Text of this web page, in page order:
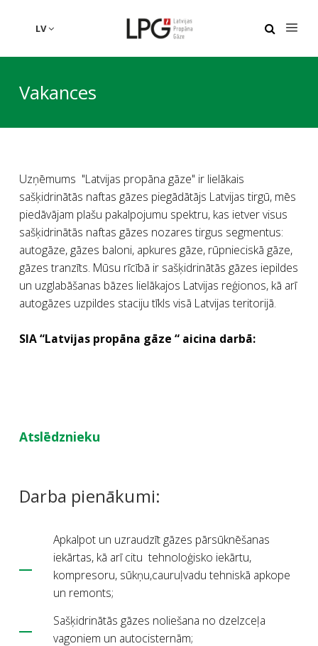
LV
Vakances
Uzņēmums "Latvijas propāna gāze" ir lielākais
sašķidrinātās naftas gāzes piegādātājs Latvijas tirgū, mēs
piedāvājam plašu pakalpojumu spektru, kas ietver visus
sašķidrinātās naftas gāzes nozares tirgus segmentus:
autogāze, gāzes baloni, apkures gāze, rūpnieciskā gāze,
gāzes tranzīts. Mūsu rīcībā ir sašķidrinātās gāzes iepildes
un uzglabāšanas bāzes lielākajos Latvijas reģionos, kā arī
autogāzes uzpildes staciju tīkls visā Latvijas teritorijā.
SIA “Latvijas propāna gāze “ aicina darbā:
Atslēdznieku
Darba pienākumi:
Apkalpot un uzraudzīt gāzes pārsūknēšanas
iekārtas, kā arī citu tehnoloģisko iekārtu,
kompresoru, sūkņu,cauruļvadu tehniskā apkope
un remonts;
Sašķidrinātās gāzes noliešana no dzelzceļa
vagoniem un autocisternām;